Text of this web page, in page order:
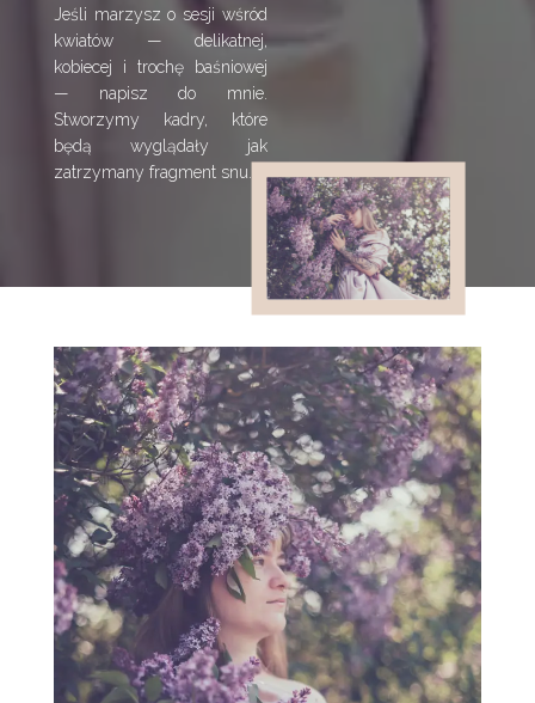
Jeśli marzysz o sesji wśród
kwiatów — delikatnej,
kobiecej i trochę baśniowej
— napisz do mnie.
Stworzymy kadry, które
będą wyglądały jak
zatrzymany fragment snu.